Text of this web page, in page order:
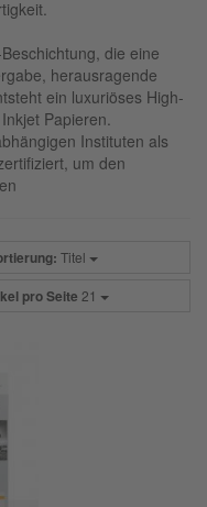
die eine
herausragende
ein luxuriöses High-
Papieren.
Instituten als
um den
Titel
pro Seite 21